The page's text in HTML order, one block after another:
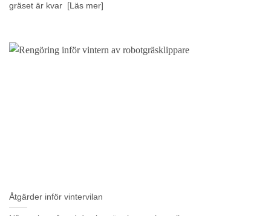
gräset är kvar [Läs mer]
Åtgärder inför vintervilan